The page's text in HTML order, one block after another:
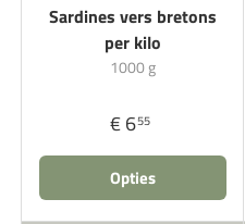
Sardines vers bretons
per kilo
1000 g
€ 655
Opties